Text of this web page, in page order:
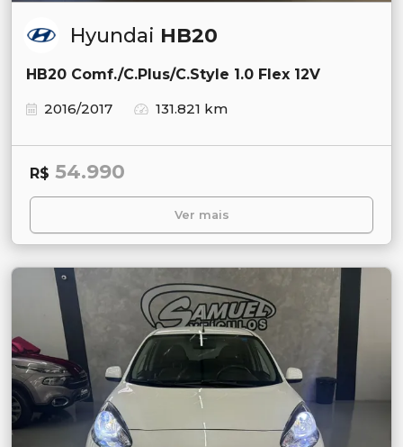
Hyundai HB20
HB20 Comf./C.Plus/C.Style 1.0 Flex 12V
2016/2017
131.821 km
R$ 54.990
Ver mais